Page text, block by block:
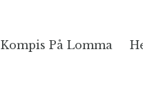
Kompis På Lomma